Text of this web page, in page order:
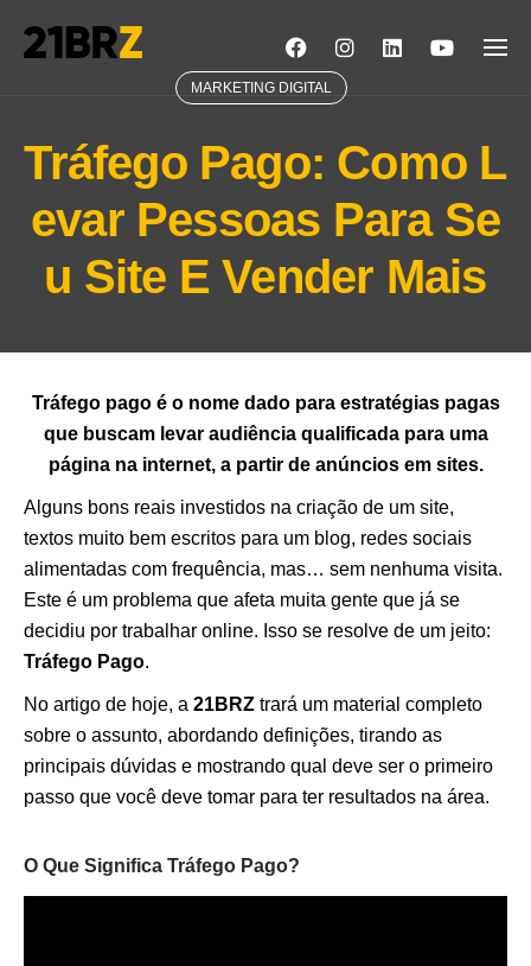
MARKETING DIGITAL
Tráfego Pago: Como L
evar Pessoas Para Se
u Site E Vender Mais
Tráfego pago é o nome dado para estratégias pagas
que buscam levar audiência qualificada para uma
página na internet, a partir de anúncios em sites.
Alguns bons reais investidos na criação de um site,
textos muito bem escritos para um blog, redes sociais
alimentadas com frequência, mas… sem nenhuma visita.
Este é um problema que afeta muita gente que já se
decidiu por trabalhar online. Isso se resolve de um jeito:
Tráfego Pago.
No artigo de hoje, a 21BRZ trará um material completo
sobre o assunto, abordando definições, tirando as
principais dúvidas e mostrando qual deve ser o primeiro
passo que você deve tomar para ter resultados na área.
O Que Significa Tráfego Pago?